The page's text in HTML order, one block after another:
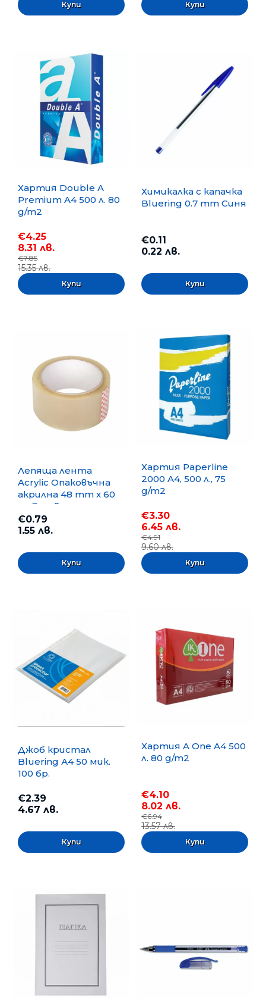
Хартия Double A
Premium A4 500 л. 80
g/m2
€4.25
8.31 лв.
€7.85
15.35 лв.
Химикалка с капачка
Bluering 0.7 mm Синя
€0.11
0.22 лв.
Лепяща лента
Acrylic Опаковъчна
акрилна 48 mm x 60
m, Безцветна
€0.79
1.55 лв.
Хартия Paperline
2000 A4, 500 л., 75
g/m2
€3.30
6.45 лв.
€4.91
9.60 лв.
Джоб кристал
Bluering А4 50 мик.
100 бр.
€2.39
4.67 лв.
Хартия A One A4 500
л. 80 g/m2
€4.10
8.02 лв.
€6.94
13.57 лв.